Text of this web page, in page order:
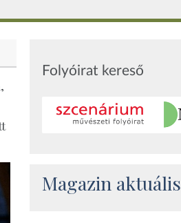
Folyóirat kereső
Magazin aktuális